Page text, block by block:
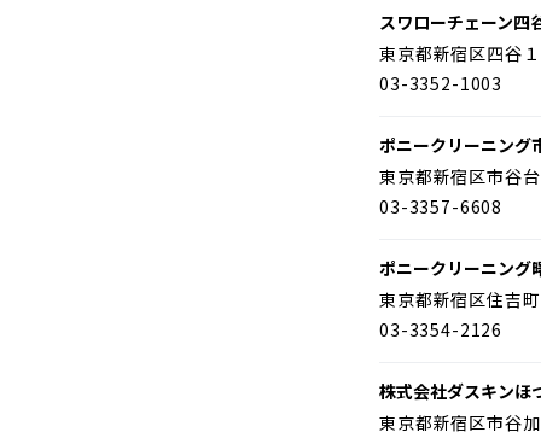
スワローチェーン四
東京都新宿区四谷
03-3352-1003
ポニークリーニング
東京都新宿区市谷
03-3357-6608
ポニークリーニング
東京都新宿区住吉
03-3354-2126
株式会社ダスキン
東京都新宿区市谷